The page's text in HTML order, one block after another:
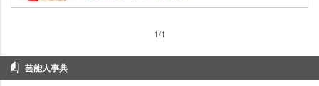
1/1
芸能人事典